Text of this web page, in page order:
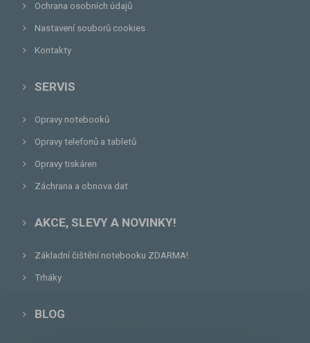
Ochrana osobních údajů
Nastavení souborů cookies
Kontakty
SERVIS
Opravy notebooků
Opravy telefonů a tabletů
Opravy tiskáren
Záchrana a obnova dat
AKCE, SLEVY A NOVINKY!
Základní čištění notebooku ZDARMA!
Trháky
BLOG